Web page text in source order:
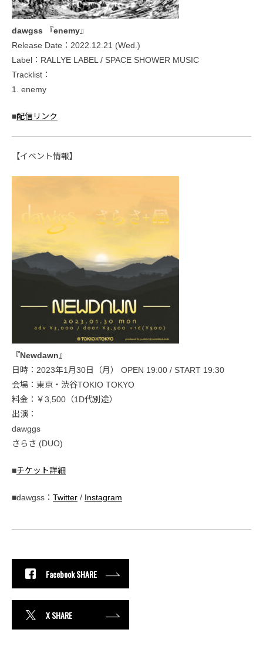
dawgss 『enemy』
Release Date：2022.12.21 (Wed.)
Label：RALLYE LABEL / SPACE SHOWER MUSIC
Tracklist：
1. enemy
■配信リンク
【イベント情報】
『Newdawn』
日時：2023年1月30日（月） OPEN 19:00 / START 19:30
会場：東京・渋谷TOKIO TOKYO
料金：￥3,500（1D代別途）
出演：
dawggs
さらさ (DUO)
■チケット詳細
■dawgss： Twitter / Instagram
Facebook SHARE
X SHARE